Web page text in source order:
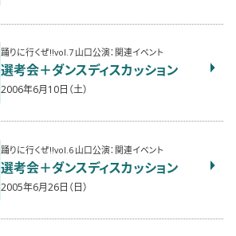
踊りに行くぜ!!vol.7 山口公演：関連イベント
選考会＋ダンスディスカッション
2006年6月10日（土）
踊りに行くぜ!!vol.6 山口公演：関連イベント
選考会＋ダンスディスカッション
2005年6月26日（日）